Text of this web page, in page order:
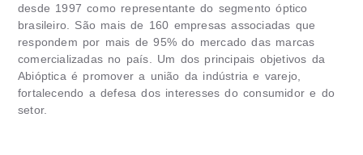
desde 1997 como representante do segmento óptico
brasileiro. São mais de 160 empresas associadas que
respondem por mais de 95% do mercado das marcas
comercializadas no país. Um dos principais objetivos da
Abióptica é promover a união da indústria e varejo,
fortalecendo a defesa dos interesses do consumidor e do
setor.